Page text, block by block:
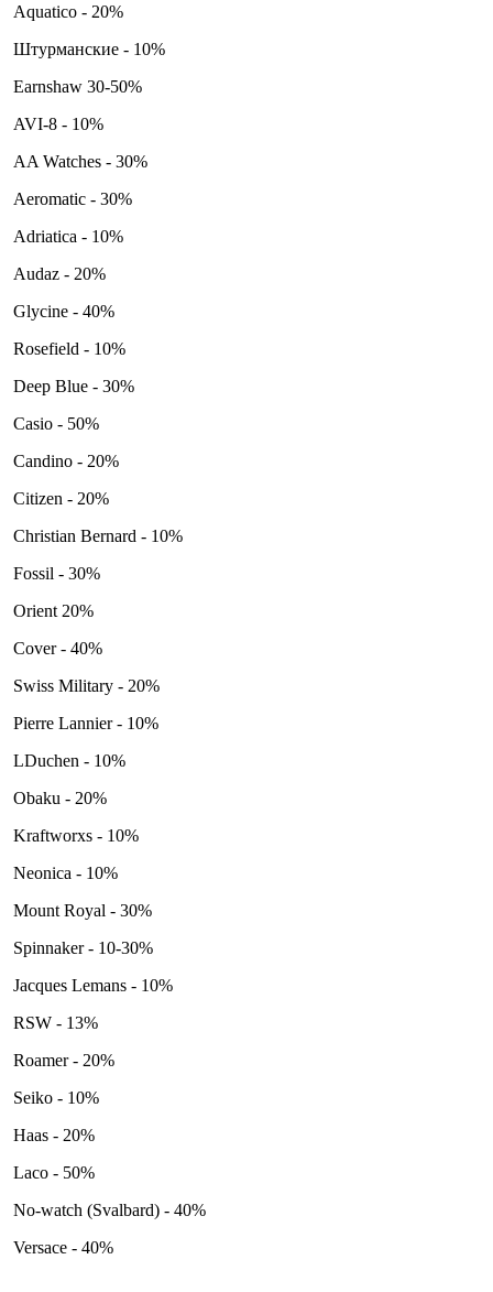
Aquatico - 20%
Штурманские - 10%
Earnshaw 30-50%
AVI-8 - 10%
AA Watches - 30%
Aeromatic - 30%
Adriatica - 10%
Audaz - 20%
Glycine - 40%
Rosefield - 10%
Deep Blue - 30%
Casio - 50%
Candino - 20%
Citizen - 20%
Christian Bernard - 10%
Fossil - 30%
Orient 20%
Cover - 40%
Swiss Military - 20%
Pierre Lannier - 10%
LDuchen - 10%
Obaku - 20%
Kraftworxs - 10%
Neonica - 10%
Mount Royal - 30%
Spinnaker - 10-30%
Jacques Lemans - 10%
RSW - 13%
Roamer - 20%
Seiko - 10%
Haas - 20%
Laco - 50%
No-watch (Svalbard) - 40%
Versace - 40%